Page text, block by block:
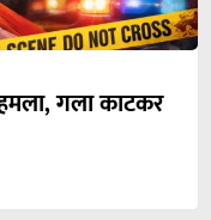
गला काटकर